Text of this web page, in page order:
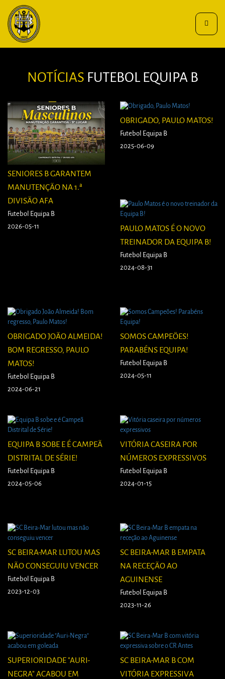
Toggle
NOTÍCIAS FUTEBOL EQUIPA B
SENIORES B GARANTEM
MANUTENÇÃO NA 1.ª
DIVISÃO AFA
Futebol Equipa B
2026-05-11
OBRIGADO, PAULO MATOS!
Futebol Equipa B
2025-06-09
PAULO MATOS É O NOVO
TREINADOR DA EQUIPA B!
Futebol Equipa B
2024-08-31
OBRIGADO JOÃO ALMEIDA!
BOM REGRESSO, PAULO
MATOS!
Futebol Equipa B
2024-06-21
SOMOS CAMPEÕES!
PARABÉNS EQUIPA!
Futebol Equipa B
2024-05-11
EQUIPA B SOBE E É CAMPEÃ
DISTRITAL DE SÉRIE!
Futebol Equipa B
2024-05-06
VITÓRIA CASEIRA POR
NÚMEROS EXPRESSIVOS
Futebol Equipa B
2024-01-15
SC BEIRA-MAR LUTOU MAS
NÃO CONSEGUIU VENCER
Futebol Equipa B
2023-12-03
SC BEIRA-MAR B EMPATA
NA RECEÇÃO AO
AGUINENSE
Futebol Equipa B
2023-11-26
SUPERIORIDADE "AURI-
NEGRA" ACABOU EM
SC BEIRA-MAR B COM
VITÓRIA EXPRESSIVA